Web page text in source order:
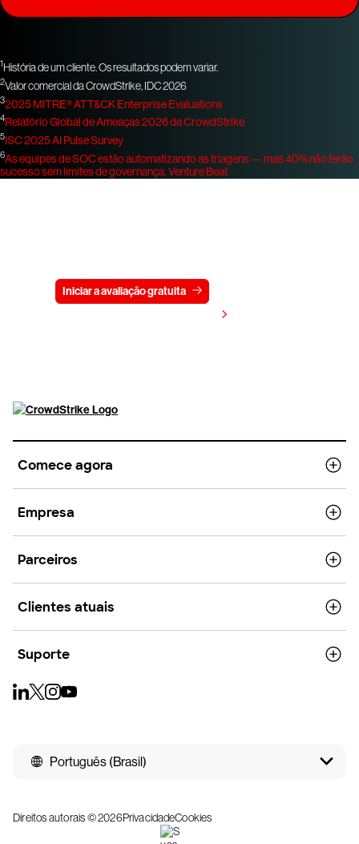
1História de um cliente. Os resultados podem variar.
2Valor comercial da CrowdStrike, IDC 2026
32025 MITRE® ATT&CK Enterprise Evaluations
4Relatório Global de Ameaças 2026 da CrowdStrike
5ISC 2025 AI Pulse Survey
6As equipes de SOC estão automatizando as triagens — mas 40% não terão
sucesso sem limites de governança.Venture Beat
Iniciar a avaliação gratuita
Comece agora
Empresa
Parceiros
Clientes atuais
Suporte
Português (Brasil)
Direitos autorais © 2026PrivacidadeCookies